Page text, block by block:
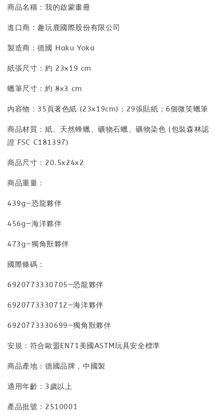
商品名稱：我的啟蒙畫冊
進口商：趣玩鹿國際股份有限公司
製造商：德國 Haku Yoka
紙張尺寸：約 23x19 cm
蠟筆尺寸：約 8x3 cm
內容物：35頁著色紙 (23x19cm)；29張貼紙；6個微笑蠟筆
商品材質：紙、天然蜂蠟、礦物石蠟、礦物染色 (包裝森林認
證 FSC C181397)
商品尺寸：20.5x24x2
商品重量：
439g—恐龍夥伴
456g—海洋夥伴
473g—獨角獸夥伴
國際條碼：
6920773330705—恐龍夥伴
6920773330712—海洋夥伴
6920773330699—獨角獸夥伴
安規：符合歐盟EN71美國ASTM玩具安全標準
商品產地：德國品牌，中國製
適用年齡：3歲以上
產品批號：2510001